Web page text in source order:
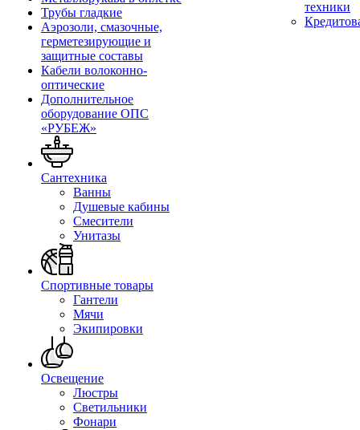
Трубы гладкие
Аэрозоли, смазочные,
герметезирующие и
защитные составы
Кабели волоконно-
оптические
Дополнительное
оборудование ОПС
«РУБЕЖ»
Сантехника
Ванны
Душевые кабины
Смесители
Унитазы
Спортивные товары
Гантели
Мячи
Экипировки
Освещение
Люстры
Светильники
Фонари
техники